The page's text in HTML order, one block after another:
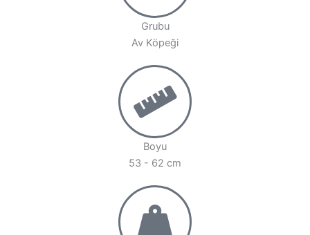
Grubu
Av Köpeği
Boyu
53 - 62 cm